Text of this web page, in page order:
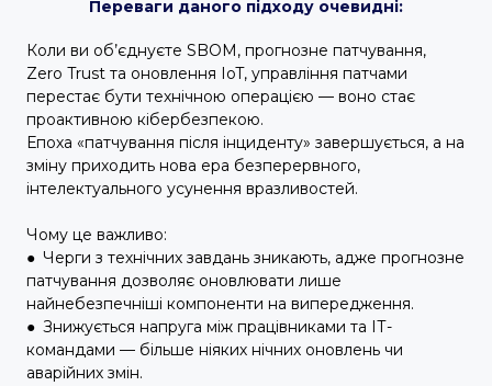
Переваги даного підходу очевидні:
Коли ви об’єднуєте SBOM, прогнозне патчування,
Zero Trust та оновлення IoT, управління патчами
перестає бути технічною операцією — воно стає
проактивною кібербезпекою.
Епоха «патчування після інциденту» завершується, а на
зміну приходить нова ера безперервного,
інтелектуального усунення вразливостей.
Чому це важливо:
● Черги з технічних завдань зникають, адже прогнозне
патчування дозволяє оновлювати лише
найнебезпечніші компоненти на випередження.
● Знижується напруга між працівниками та ІТ-
командами — більше ніяких нічних оновлень чи
аварійних змін.